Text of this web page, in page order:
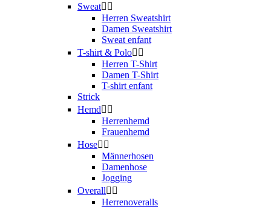
Sweat 
Herren Sweatshirt
Damen Sweatshirt
Sweat enfant
T-shirt & Polo 
Herren T-Shirt
Damen T-Shirt
T-shirt enfant
Strick
Hemd 
Herrenhemd
Frauenhemd
Hose 
Männerhosen
Damenhose
Jogging
Overall 
Herrenoveralls